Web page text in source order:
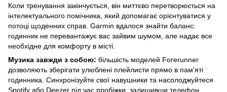
Коли тренування закінчується, він миттєво перетворюється на
інтелектуального помічника, який допомагає орієнтуватися у
потоці щоденних справ. Garmin вдалося знайти баланс:
годинник не перевантажує вас зайвим шумом, але надає все
необхідне для комфорту в місті.
Музика завжди з собою: більшість моделей Forerunner
дозволяють зберігати улюблені плейлисти прямо в пам'яті
годинника. Синхронізуйте свої навушники та насолоджуйтеся
Spotify або Deezer під час пробіжки, залишивши телефон